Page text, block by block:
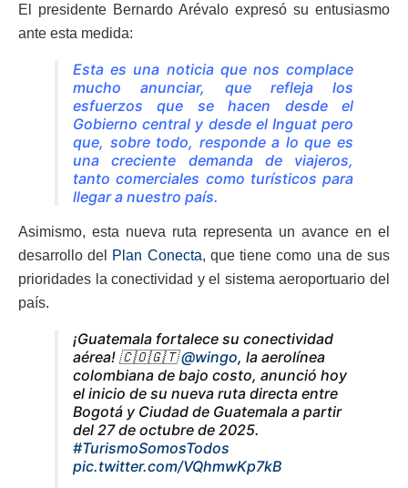
El presidente Bernardo Arévalo expresó su entusiasmo
ante esta medida:
Esta es una noticia que nos complace
mucho anunciar, que refleja los
esfuerzos que se hacen desde el
Gobierno central y desde el Inguat pero
que, sobre todo, responde a lo que es
una creciente demanda de viajeros,
tanto comerciales como turísticos para
llegar a nuestro país.
Asimismo, esta nueva ruta representa un avance en el
desarrollo del
Plan Conecta, que tiene como una de sus
prioridades la conectividad y el sistema aeroportuario del
país.
¡Guatemala fortalece su conectividad
aérea! 🇨🇴🇬🇹@wingo, la aerolínea
colombiana de bajo costo, anunció hoy
el inicio de su nueva ruta directa entre
Bogotá y Ciudad de Guatemala a partir
del 27 de octubre de 2025.
#TurismoSomosTodos
pic.twitter.com/VQhmwKp7kB